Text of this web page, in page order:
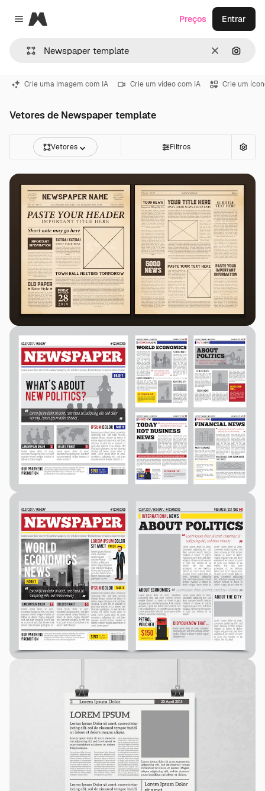
Close menu
Magnific
Limpar
Preços Entrar
Crie uma imagem com IA Crie um vídeo com IA Crie um
Vetores de Newspaper template
Vetores Filtros